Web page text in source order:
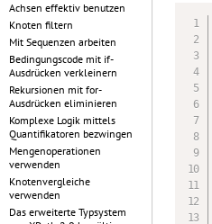
Achsen effektiv benutzen
Knoten filtern
Mit Sequenzen arbeiten
Bedingungscode mit if-
Ausdrücken verkleinern
Rekursionen mit for-
Ausdrücken eliminieren
Komplexe Logik mittels
Quantifikatoren bezwingen
Mengenoperationen
verwenden
Knotenvergleiche
verwenden
Das erweiterte Typsystem